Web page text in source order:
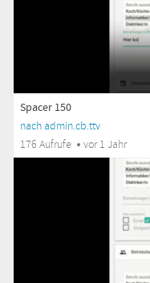
Spacer 150
nach admin.cb.ttv
176 Aufrufe
vor 1 Jahr